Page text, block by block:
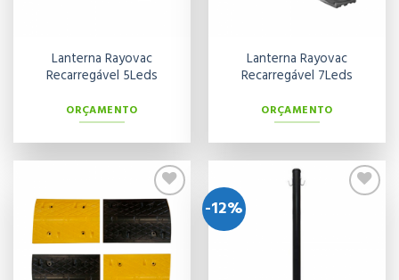
Lanterna Rayovac
Recarregável 5Leds
ORÇAMENTO
Lanterna Rayovac
Recarregável 7Leds
ORÇAMENTO
Adicionar
aos meus
desejos
-12%